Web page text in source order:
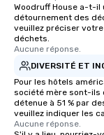
Woodruff House a-t-il
détournement des
veuillez préciser
déchets.
Aucune réponse.
DIVERSITÉ ET
Pour les hôtels
société mère sont-ils
détenue à 51 % par
veuillez indiquer les
Aucune réponse.